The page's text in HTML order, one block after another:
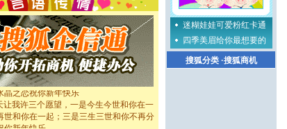
的日子才会想起你,而是这样的日子才
扰你,告诉你,圣诞要快乐!新年要快乐!天天
祝福的心,在这个特别的日子里,愿幸福,
一切美好的祝愿与你同在.圣诞快乐!
触电；看不到你我要充电；没有你我会
职业，想你是我事业，抱你是我特长，吻
晶之恋祝你新年快乐
我许三个愿望，一是今生今世和你在一
世和你在一起；三是三生三世和你不再分
你新年快乐
迷糊娃娃可爱粉红卡通
四季美眉给你最想要的
搜狐分类·搜狐商机